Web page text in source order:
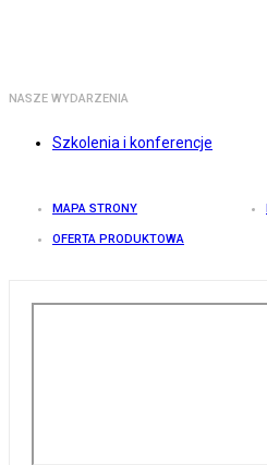
NASZE WYDARZENIA
Szkolenia i konferencje
MAPA STRONY
OFERTA PRODUKTOWA